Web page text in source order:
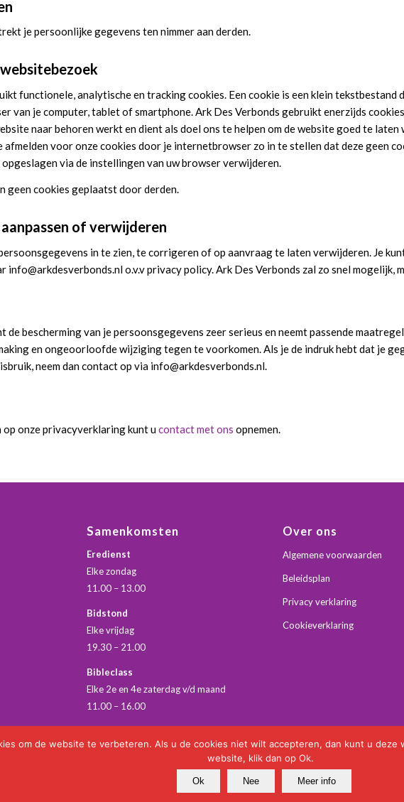
je persoonlijke gegevens ten nimmer aan derden.
functionele, analytische en tracking cookies. Een cookie is een klein tekstbestand
van je computer, tablet of smartphone. Ark Des Verbonds gebruikt enerzijds
naar behoren werkt en dient als doel ons te helpen om de website goed te laten
afmelden voor onze cookies door je internetbrowser zo in te stellen dat deze geen
via de instellingen van uw browser verwijderen.
geen cookies geplaatst door derden.
of verwijderen
in te zien, te corrigeren of op aanvraag te laten verwijderen. Je
o.v.v privacy policy. Ark Des Verbonds zal zo snel mogelijk,
de bescherming van je persoonsgegevens zeer serieus en neemt passende
en ongeoorloofde wijziging tegen te voorkomen. Als je de indruk hebt dat je
neem dan contact op via info@arkdesverbonds.nl.
onze privacyverklaring kunt ucontact met ons opnemen.
Samenkomsten
Eredienst
Elke zondag
11.00 – 13.00
Bidstond
Elke vrijdag
19.30 – 21.00
Bibleclass
Elke 2e en 4e zaterdag v/d maand
11.00 – 16.00
Over ons
Algemene voorwaarden
Beleidsplan
Privacy verklaring
Cookieverklaring
om de website te verbeteren. Als u de cookies niet wilt accepteren, dan kunt u
website, klik dan op Ok.
Ok Nee Meer info